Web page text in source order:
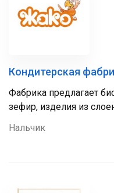
Кондитерская
Фабрика предлагает
зефир, изделия из
Нальчик